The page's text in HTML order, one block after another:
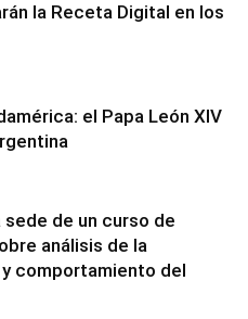
la Receta Digital en los
el Papa León XIV
sede de un curso de
análisis de la
comportamiento del